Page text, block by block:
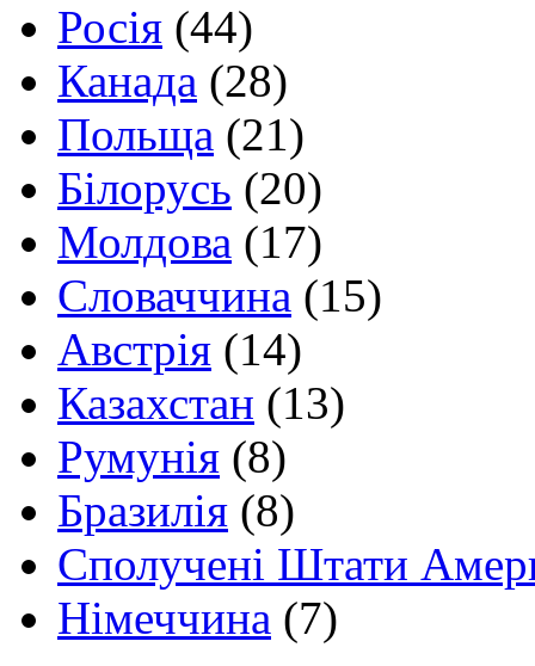
Росія (44)
Канада (28)
Польща (21)
Білорусь (20)
Молдова (17)
Словаччина (15)
Австрія (14)
Казахстан (13)
Румунія (8)
Бразилія (8)
Сполучені Штати
Німеччина (7)